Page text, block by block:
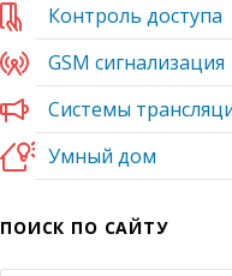
Контроль доступа
GSM сигнализация
Системы
Умный дом
ПОИСК ПО САЙТУ